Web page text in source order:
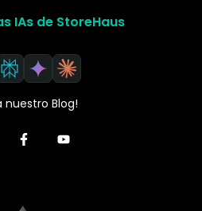
IAs de StoreHaus
nuestro Blog!